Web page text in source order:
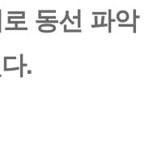
동선 파
.